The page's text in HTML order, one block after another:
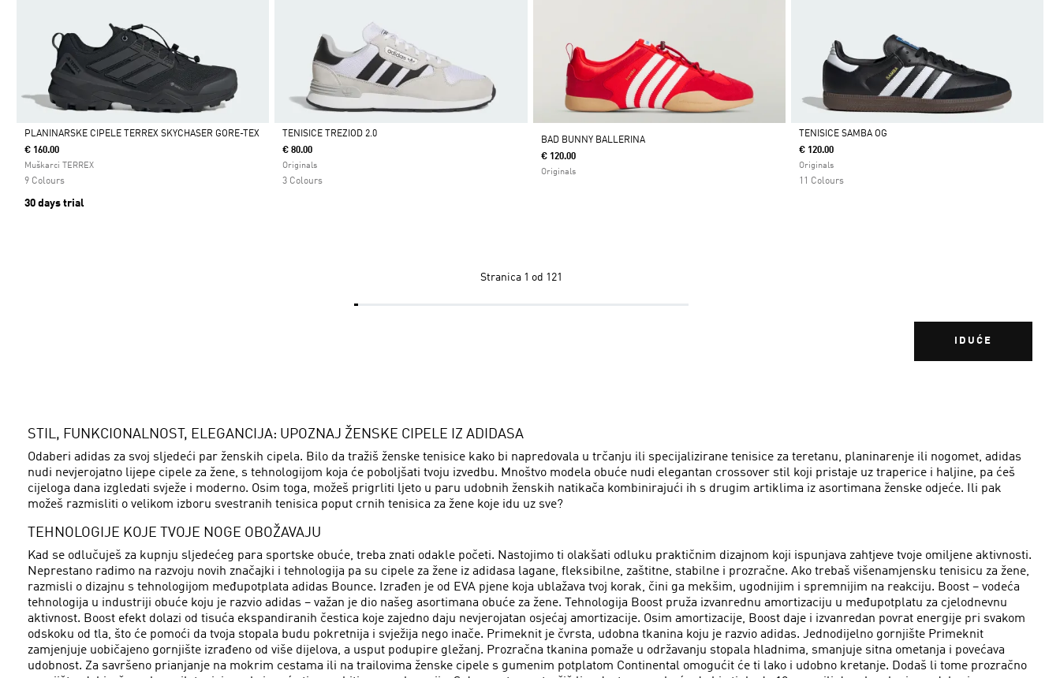
Da
PLANINARSKE CIPELE TERREX SKYCHASER GORE-TEX
€ 160.00
Muškarci TERREX
9 Colours
30 days trial
Da
TENISICE TREZIOD 2.0
€ 80.00
Originals
3 Colours
BAD BUNNY BALLERINA
€ 120.00
Originals
Da
TENISICE SAMBA OG
€ 120.00
Originals
11 Colours
Stranica 1 od 121
IDUĆE
STIL, FUNKCIONALNOST, ELEGANCIJA: UPOZNAJ ŽENSKE CIPELE IZ ADIDASA
Odaberi adidas za svoj sljedeći par ženskih cipela. Bilo da tražiš ženske tenisice kako bi napredovala u trčanju ili specijalizirane tenisice za teretanu, planinarenje ili nogomet, adidas
nudi nevjerojatno lijepe cipele za žene, s tehnologijom koja će poboljšati tvoju izvedbu. Mnoštvo modela obuće nudi elegantan crossover stil koji pristaje uz traperice i haljine, pa ćeš
cijeloga dana izgledati svježe i moderno. Osim toga, možeš prigrliti ljeto u paru udobnih ženskih natikača kombinirajući ih s drugim artiklima iz asortimana ženske odjeće. Ili pak
možeš razmisliti o velikom izboru svestranih tenisica poput crnih tenisica za žene koje idu uz sve?
TEHNOLOGIJE KOJE TVOJE NOGE OBOŽAVAJU
Kad se odlučuješ za kupnju sljedećeg para sportske obuće, treba znati odakle početi. Nastojimo ti olakšati odluku praktičnim dizajnom koji ispunjava zahtjeve tvoje omiljene aktivnosti.
Neprestano radimo na razvoju novih značajki i tehnologija pa su cipele za žene iz adidasa lagane, fleksibilne, zaštitne, stabilne i prozračne. Ako trebaš višenamjensku tenisicu za žene,
razmisli o dizajnu s tehnologijom međupotplata adidas Bounce. Izrađen je od EVA pjene koja ublažava tvoj korak, čini ga mekšim, ugodnijim i spremnijim na reakciju. Boost – vodeća
tehnologija u industriji obuće koju je razvio adidas – važan je dio našeg asortimana obuće za žene. Tehnologija Boost pruža izvanrednu amortizaciju u međupotplatu za cjelodnevnu
aktivnost. Boost efekt dolazi od tisuća ekspandiranih čestica koje zajedno daju nevjerojatan osjećaj amortizacije. Osim amortizacije, Boost daje i izvanredan povrat energije pri svakom
odskoku od tla, što će pomoći da tvoja stopala budu pokretnija i svježija nego inače. Primeknit je čvrsta, udobna tkanina koju je razvio adidas. Jednodijelno gornjište Primeknit
zamjenjuje uobičajeno gornjište izrađeno od više dijelova, a usput podupire gležanj. Prozračna tkanina pomaže u održavanju stopala hladnima, smanjuje sitna ometanja i povećava
udobnost. Za savršeno prianjanje na mokrim cestama ili na trailovima ženske cipele s gumenim potplatom Continental omogućit će ti lako i udobno kretanje. Dodaš li tome prozračno